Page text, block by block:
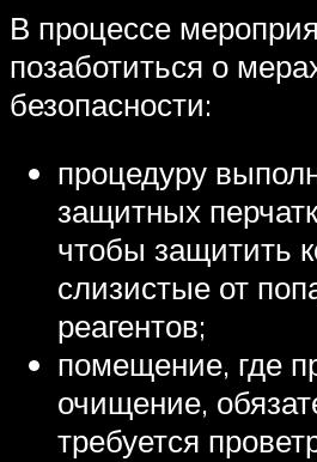
В процессе
позаботиться о
безопасности:
процедуру
защитных
чтобы защитить
слизистые от
реагентов;
помещение, где
очищение,
требуется